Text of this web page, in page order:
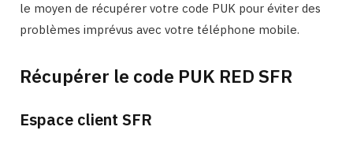
le moyen de récupérer votre code PUK pour éviter des
problèmes imprévus avec votre téléphone mobile.
Récupérer le code PUK RED SFR
Espace client SFR